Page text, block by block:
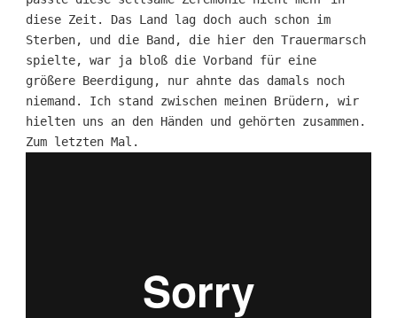
diese Zeit. Das Land lag doch auch schon im
Sterben, und die Band, die hier den Trauermarsch
spielte, war ja bloß die Vorband für eine
größere Beerdigung, nur ahnte das damals noch
niemand. Ich stand zwischen meinen Brüdern, wir
hielten uns an den Händen und gehörten zusammen.
Zum letzten Mal.